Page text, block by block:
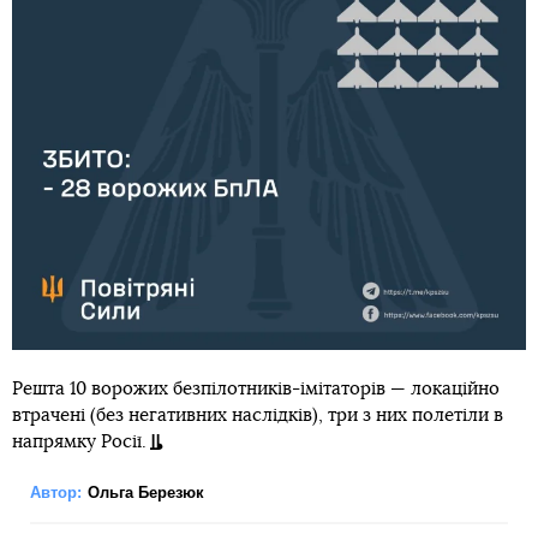
Решта 10 ворожих безпілотників-імітаторів — локаційно
втрачені (без негативних наслідків), три з них полетіли в
напрямку Росії.
Автор: Ольга Березюк